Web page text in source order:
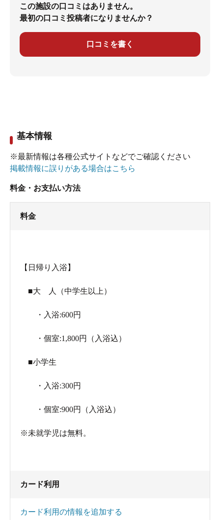
この施設の口コミはありません。
最初の口コミ投稿者になりませんか？
口コミを書く
基本情報
※最新情報は各種公式サイトなどでご確認ください
掲載情報に誤りがある場合はこちら
料金・お支払い方法
料金
【日帰り入浴】
■大 人（中学生以上）
・入浴:600円
・個室:1,800円（入浴込）
■小学生
・入浴:300円
・個室:900円（入浴込）
※未就学児は無料。
カード利用
カード利用の情報を追加する